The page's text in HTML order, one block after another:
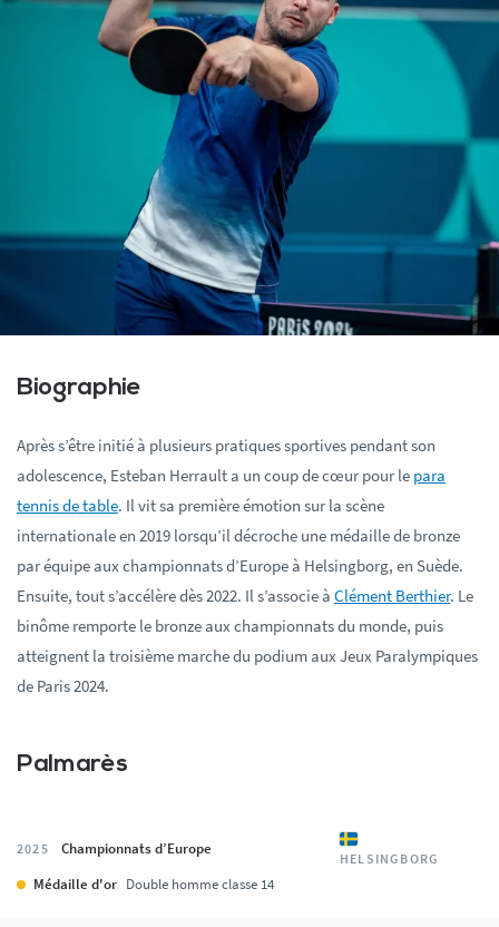
Biographie
Après s’être initié à plusieurs pratiques sportives pendant son
adolescence, Esteban Herrault a un coup de cœur pour le para
tennis de table. Il vit sa première émotion sur la scène
internationale en 2019 lorsqu’il décroche une médaille de bronze
par équipe aux championnats d’Europe à Helsingborg, en Suède.
Ensuite, tout s’accélère dès 2022. Il s’associe à Clément Berthier. Le
binôme remporte le bronze aux championnats du monde, puis
atteignent la troisième marche du podium aux Jeux Paralympiques
de Paris 2024.
Palmarès
2025 Championnats d’Europe HELSINGBORG
Médaille d'or Double homme classe 14